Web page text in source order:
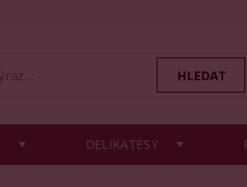
DELIKATESY